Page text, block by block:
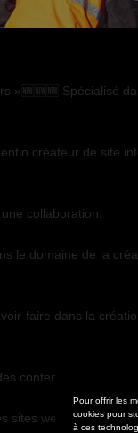
Pour offrir les
cookies pour
à ces
»🆕🆕🆕 Spécialisé
créateur de site
collaboration.
le domaine de la
faire dans la
contenus visuels
sites web qui